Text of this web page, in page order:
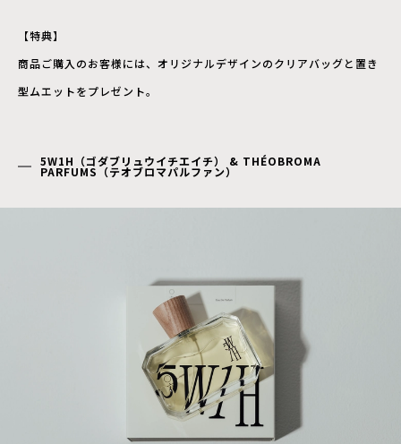
【特典】
商品ご購入のお客様には、オリジナルデザインのクリアバッグと置き
型ムエットをプレゼント。
5W1H（ゴダブリュウイチエイチ） & THÉOBROMA
PARFUMS（テオブロマパルファン）